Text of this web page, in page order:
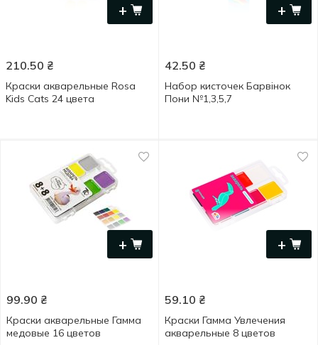
+
210.50 ₴
Краски акварельные Rosa
Kids Cats 24 цвета
+
42.50 ₴
Набор кисточек Барвінок
Пони №1,3,5,7
+
99.90 ₴
Краски акварельные Гамма
медовые 16 цветов
+
59.10 ₴
Краски Гамма Увлечения
акварельные 8 цветов